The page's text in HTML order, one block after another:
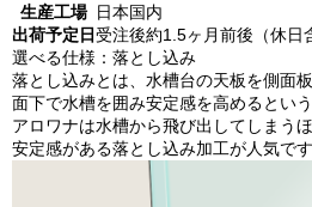
生産工場 日本国内
出荷予定日受注後約1.5ヶ月前後（休日
選べる仕様：落とし込み
落とし込みとは、水槽台の天板を側面
面下で水槽を囲み安定感を高めるという
アロワナは水槽から飛び出してしまう
安定感がある落とし込み加工が人気です